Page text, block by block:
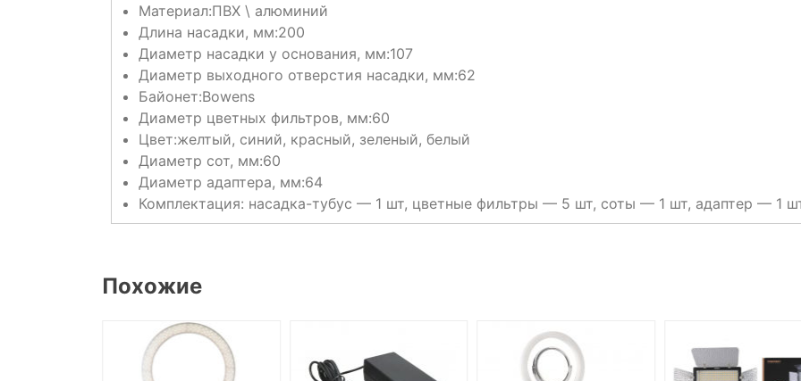
Материал:ПВХ \ алюминий
Длина насадки, мм:200
Диаметр насадки у основания, мм:107
Диаметр выходного отверстия насадки, мм:62
Байонет:Bowens
Диаметр цветных фильтров, мм:60
Цвет:желтый, синий, красный, зеленый, белый
Диаметр сот, мм:60
Диаметр адаптера, мм:64
Комплектация: насадка-тубус — 1 шт, цветные фильтры — 5 шт, соты — 1 шт, адаптер — 1
Похожие